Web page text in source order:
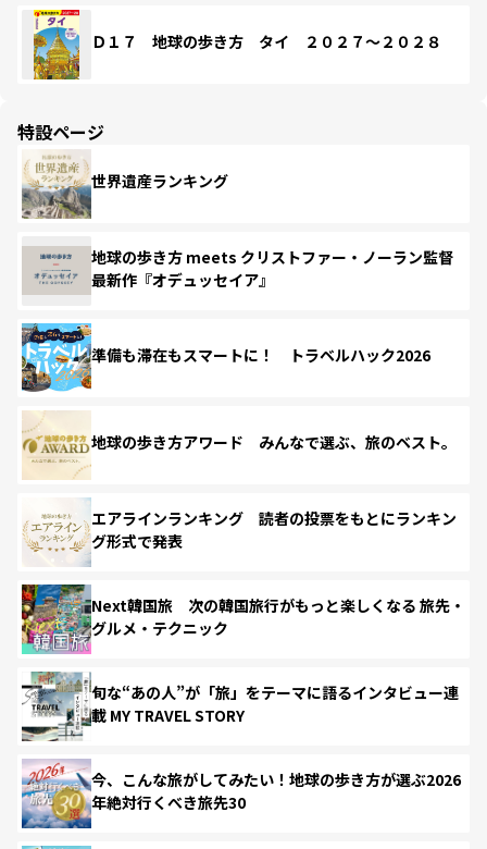
Ｄ１７ 地球の歩き方 タイ ２０２７～２０２８
特設ページ
世界遺産ランキング
地球の歩き方 meets クリストファー・ノーラン監督
最新作『オデュッセイア』
準備も滞在もスマートに！ トラベルハック2026
地球の歩き方アワード みんなで選ぶ、旅のベスト。
エアラインランキング 読者の投票をもとにランキン
グ形式で発表
Next韓国旅 次の韓国旅行がもっと楽しくなる 旅先・
グルメ・テクニック
旬な“あの人”が「旅」をテーマに語るインタビュー連
載 MY TRAVEL STORY
今、こんな旅がしてみたい！地球の歩き方が選ぶ2026
年絶対行くべき旅先30